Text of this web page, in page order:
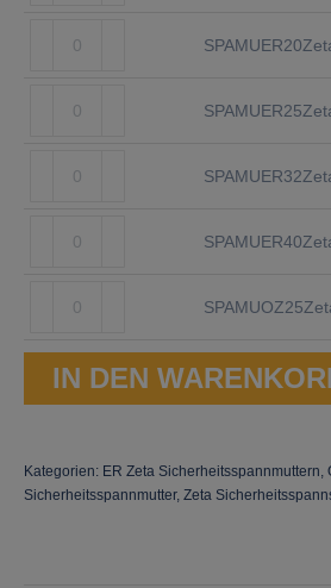
Menge
Menge
Menge
Menge
Menge
IN DEN
Kategorien: ER Zeta Sicherheitsspannmuttern,
Sicherheitsspannmutter, Zeta